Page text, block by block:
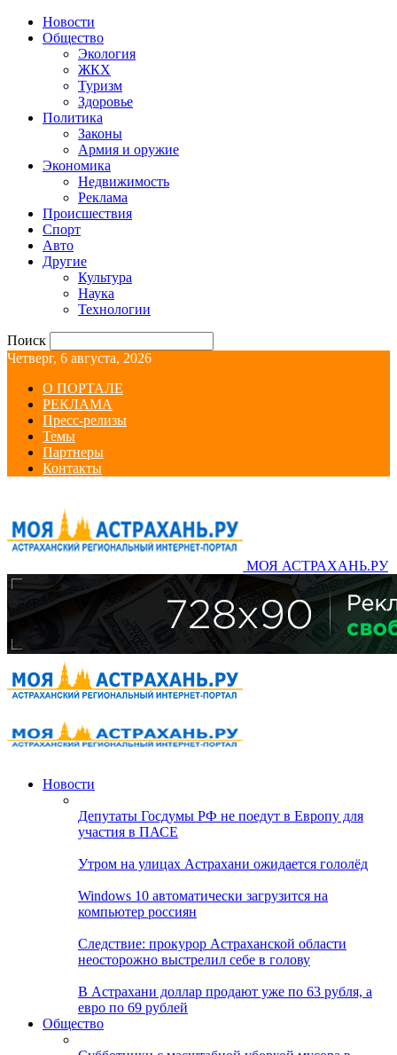
Новости
Общество
Экология
ЖКХ
Туризм
Здоровье
Политика
Законы
Армия и оружие
Экономика
Недвижимость
Реклама
Происшествия
Спорт
Авто
Другие
Культура
Наука
Технологии
Поиск
Четверг, 6 августа, 2026
О ПОРТАЛЕ
РЕКЛАМА
Пресс-релизы
Темы
Партнеры
Контакты
МОЯ АСТРАХАНЬ.РУ
Новости
Депутаты Госдумы РФ не поедут в Европу для
участия в ПАСЕ
Утром на улицах Астрахани ожидается гололёд
Windows 10 автоматически загрузится на
компьютер россиян
Следствие: прокурор Астраханской области
неосторожно выстрелил себе в голову
В Астрахани доллар продают уже по 63 рубля, а
евро по 69 рублей
Общество